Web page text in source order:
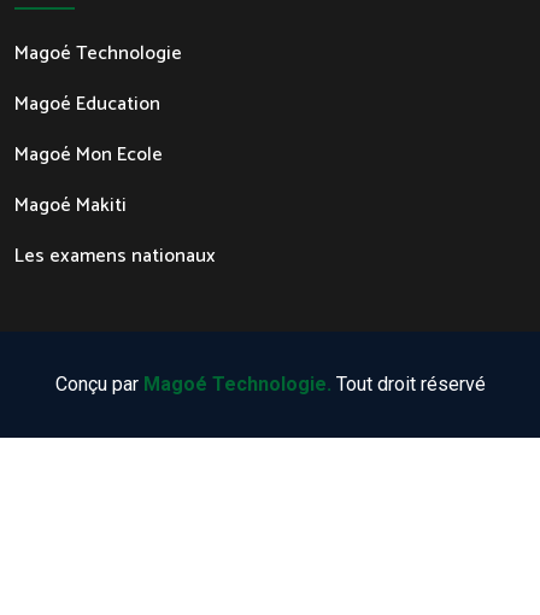
Magoé Technologie
Magoé Education
Magoé Mon Ecole
Magoé Makiti
Les examens nationaux
Conçu par Magoé Technologie. Tout droit réservé